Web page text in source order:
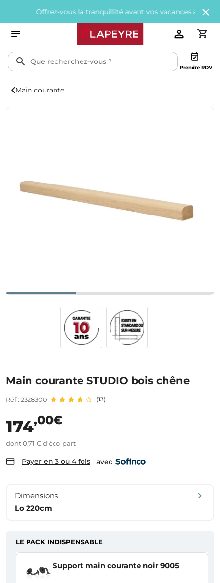
Offrez-vous la tranquillité avant vos vacances avec200€
Prendre RDV
Main courante
Main courante STUDIO bois chêne
Réf : 2328300 (13)
174,00€
dont 0,71 € d’éco-part
Payer en 3 ou 4 fois avec
Dimensions
Lo 220cm
LE PACK INDISPENSABLE
Support main courante noir 9005